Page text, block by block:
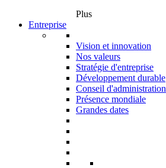
Plus
Entreprise
Vision et innovation
Nos valeurs
Stratégie d'entreprise
Développement durable
Conseil d'administration
Présence mondiale
Grandes dates